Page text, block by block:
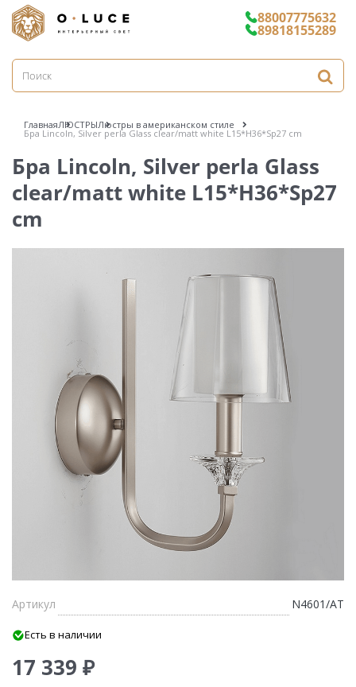
88007775632
89818155289
ГлавнаяЛЮСТРЫЛюстры в американском стиле
Бра Lincoln, Silver perla Glass clear/matt white L15*H36*Sp27 cm
Бра Lincoln, Silver perla Glass
clear/matt white L15*H36*Sp27
cm
Артикул N4601/AT
Есть в наличии
17 339 ₽